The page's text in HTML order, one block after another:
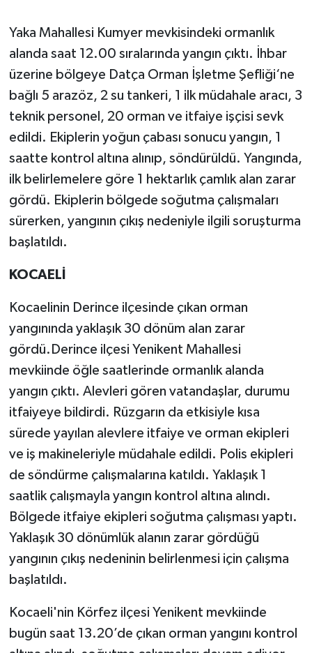
Yaka Mahallesi Kumyer mevkisindeki ormanlık
alanda saat 12.00 sıralarında yangın çıktı. İhbar
üzerine bölgeye Datça Orman İşletme Şefliği‘ne
bağlı 5 arazöz, 2 su tankeri, 1 ilk müdahale aracı, 3
teknik personel, 20 orman ve itfaiye işçisi sevk
edildi. Ekiplerin yoğun çabası sonucu yangın, 1
saatte kontrol altına alınıp, söndürüldü. Yangında,
ilk belirlemelere göre 1 hektarlık çamlık alan zarar
gördü. Ekiplerin bölgede soğutma çalışmaları
sürerken, yangının çıkış nedeniyle ilgili soruşturma
başlatıldı.
KOCAELİ
Kocaelinin Derince ilçesinde çıkan orman
yangınında yaklaşık 30 dönüm alan zarar
gördü.Derince ilçesi Yenikent Mahallesi
mevkiinde öğle saatlerinde ormanlık alanda
yangın çıktı. Alevleri gören vatandaşlar, durumu
itfaiyeye bildirdi. Rüzgarın da etkisiyle kısa
sürede yayılan alevlere itfaiye ve orman ekipleri
ve iş makineleriyle müdahale edildi. Polis ekipleri
de söndürme çalışmalarına katıldı. Yaklaşık 1
saatlik çalışmayla yangın kontrol altına alındı.
Bölgede itfaiye ekipleri soğutma çalışması yaptı.
Yaklaşık 30 dönümlük alanın zarar gördüğü
yangının çıkış nedeninin belirlenmesi için çalışma
başlatıldı.
Kocaeli'nin Körfez ilçesi Yenikent mevkiinde
bugün saat 13.20’de çıkan orman yangını kontrol